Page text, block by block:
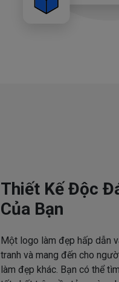
Thiết Kế Độc
Của Bạn
Một logo làm đẹp hấp dẫn
tranh và mang đến cho
làm đẹp khác. Bạn có thể